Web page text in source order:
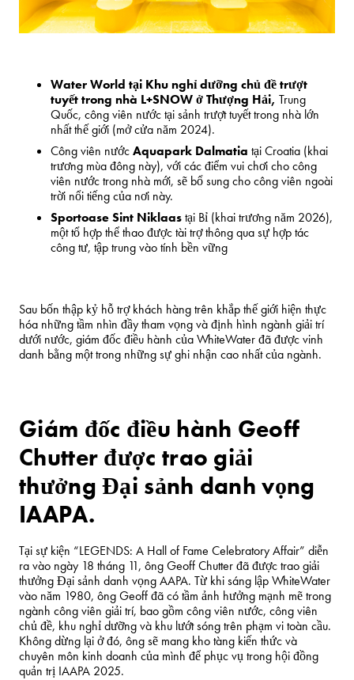
Water World tại Khu nghỉ dưỡng chủ đề trượt
tuyết trong nhà L+SNOW ở Thượng Hải, Trung
Quốc, công viên nước tại sảnh trượt tuyết trong nhà lớn
nhất thế giới (mở cửa năm 2024).
Công viên nướcAquapark Dalmatia tạiCroatia (khai
trương mùa đông này), với các điểm vui chơi cho công
viên nước trong nhà mới, sẽ bổ sung cho công viên ngoài
trời nổi tiếng của nơi này.
Sportoase Sint Niklaastại Bỉ (khai trương năm 2026),
một tổ hợp thể thao được tài trợ thông qua sự hợp tác
công tư, tập trung vào tính bền vững
Sau bốn thập kỷ hỗ trợ khách hàng trên khắp thế giới hiện thực
hóa những tầm nhìn đầy tham vọng và định hình ngành giải trí
dưới nước, giám đốc điều hành của WhiteWater đã được vinh
danh bằng một trong những sự ghi nhận cao nhất của ngành.
Giám đốc điều hành Geoff
Chutter được trao giải
thưởng Đại sảnh danh vọng
IAAPA.
Tại sự kiện “LEGENDS: A Hall of Fame Celebratory Affair” diễn
ra vào ngày 18 tháng 11, ôngGeoff Chutterđã được trao giải
thưởng Đại sảnh danh vọng AAPA. Từ khi sáng lập WhiteWater
vào năm 1980, ông Geoff đã có tầm ảnh hưởng mạnh mẽ trong
ngành công viên giải trí, bao gồm công viên nước, công viên
chủ đề, khu nghỉ dưỡng và khu lướt sóng trên phạm vi toàn cầu.
Không dừng lại ở đó, ông sẽ mang kho tàng kiến thức và
chuyên môn kinh doanh của mình để phục vụ trong hội đồng
quản trị IAAPA 2025.